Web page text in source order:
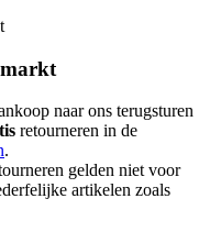
naar ons terugsturen
retourneren in de
.
gelden niet voor
artikelen zoals